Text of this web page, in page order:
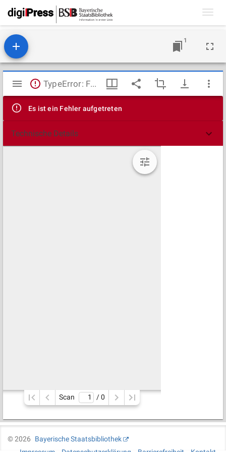
1
Mirador
Viewer
TypeError: Failed to fetch
Es ist ein Fehler aufgetreten
Technische Details
Scan / 0
©2026
Bayerische Staatsbibliothek